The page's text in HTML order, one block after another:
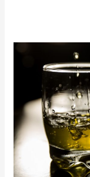
Băutură
alcoolică
mentă
„Lichior”
de
mentă